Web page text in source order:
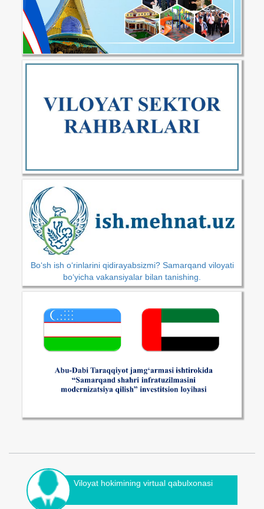
Bo‘sh ish o‘rinlarini qidirayabsizmi? Samarqand viloyati
bo‘yicha vakansiyalar bilan tanishing.
Viloyat hokimining virtual qabulxonasi